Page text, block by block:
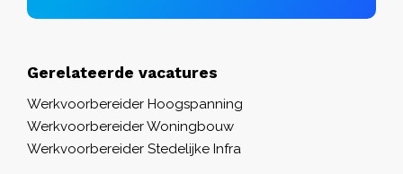
Gerelateerde vacatures
Werkvoorbereider Hoogspanning
Werkvoorbereider Woningbouw
Werkvoorbereider Stedelijke Infra